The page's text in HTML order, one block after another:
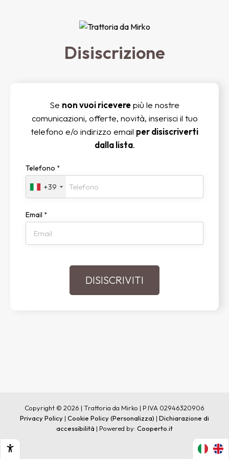
Disiscrizione
Se non vuoi riceverepiù le nostre
comunicazioni, offerte, novità, inserisci il tuo
telefono e/o indirizzo email per disiscriverti
dalla lista.
Telefono *
+39
Email *
Copyright © 2026 | Trattoria da Mirko | P.IVA 02946320906
Privacy Policy | Cookie Policy(Personalizza) | Dichiarazione di
accessibilità | Powered by: Cooperto.it